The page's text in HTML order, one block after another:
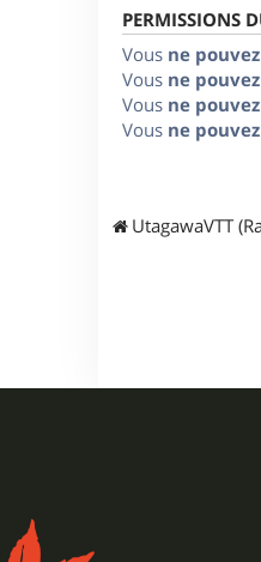
PERMISSIONS
Vous ne
Vous ne
Vous ne
Vous ne
UtagawaVTT